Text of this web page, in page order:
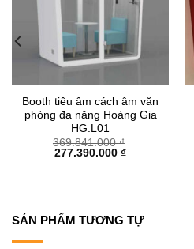
Booth tiêu âm cách âm văn
phòng đa năng Hoàng Gia
HG.L01
369.841.000₫
Giá
277.390.000 ₫Giá
SẢN PHẨM TƯƠNG TỰ